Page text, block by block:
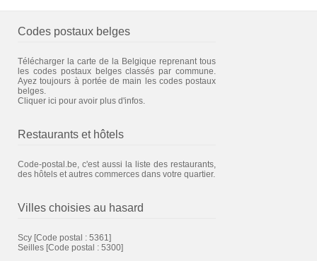
Codes postaux belges
Télécharger la carte de la Belgique reprenant tous
les codes postaux belges classés par commune.
Ayez toujours à portée de main les codes postaux
belges.
Cliquer ici pour avoir plus d'infos.
Restaurants et hôtels
Code-postal.be, c'est aussi la liste des restaurants,
des hôtels et autres commerces dans votre quartier.
Villes choisies au hasard
Scy [Code postal : 5361]
Seilles [Code postal : 5300]